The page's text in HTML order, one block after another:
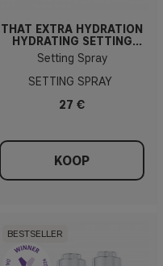
THAT EXTRA HYDRATION
HYDRATING SETTING
SPRAY 100ml
Setting Spray
SETTING SPRAY
27 €
KOOP
BESTSELLER